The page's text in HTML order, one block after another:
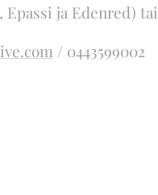
ja Edenred)
/ 0443599002